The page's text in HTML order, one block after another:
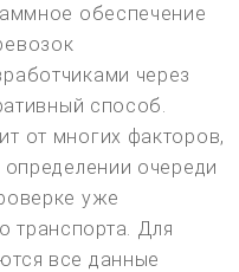
обеспечение
через
способ.
от многих факторов,
очереди
уже
транспорта. Для
все данные